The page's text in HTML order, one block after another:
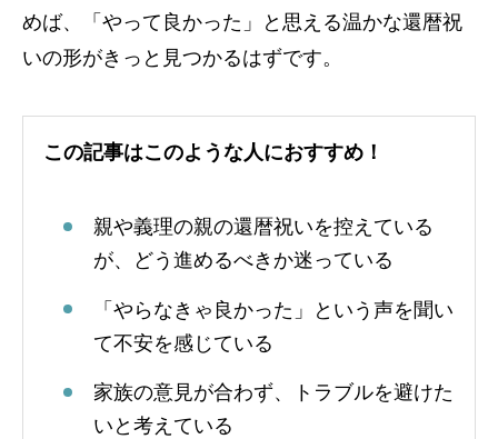
めば、「やって良かった」と思える温かな還暦祝
いの形がきっと見つかるはずです。
この記事はこのような人におすすめ！
親や義理の親の還暦祝いを控えている
が、どう進めるべきか迷っている
「やらなきゃ良かった」という声を聞い
て不安を感じている
家族の意見が合わず、トラブルを避けた
いと考えている